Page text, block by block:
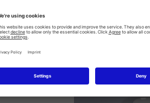
ما بين ربع ونصف جالون من الماء لكل تدفق بدلاً من
المياه للعمل، مما يعني أنها خطوة إلى الأمام من حيث
المكثف. كما أن الصيانة غير مكلفة أيضًا بفضل